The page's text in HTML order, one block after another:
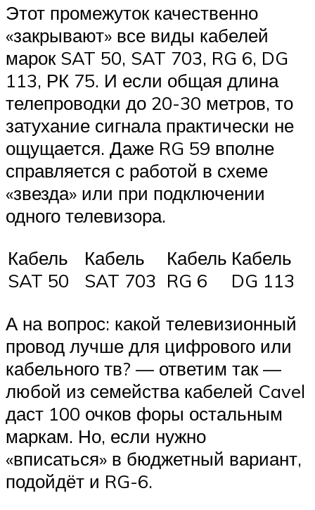
Этот промежуток качественно
«закрывают» все виды кабелей
марок SAT 50, SAT 703, RG 6, DG
113, РК 75. И если общая длина
телепроводки до 20-30 метров, то
затухание сигнала практически не
ощущается. Даже RG 59 вполне
справляется с работой в схеме
«звезда» или при подключении
одного телевизора.
Кабель
SAT 50
Кабель
SAT 703
Кабель
RG 6
Кабель
DG 113
А на вопрос: какой телевизионный
провод лучше для цифрового или
кабельного тв? — ответим так —
любой из семейства кабелей Cavel
даст 100 очков форы остальным
маркам. Но, если нужно
«вписаться» в бюджетный вариант,
подойдёт и RG-6.